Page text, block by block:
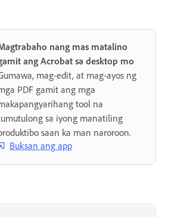
nang mas matalino
ang Acrobat sa desktop mo
mag-edit, at mag-ayos ng
PDF gamit ang mga
tool na
sa iyong manatiling
saan ka man naroroon.
Buksan ang app